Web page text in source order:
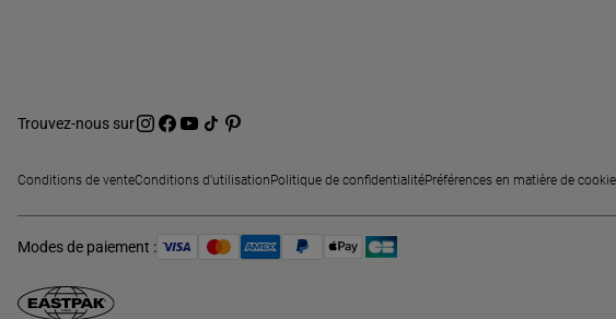
Trouvez-nous sur
Conditions de venteConditions d'utilisationPolitique de confidentialitéPréférences en matière de
Modes de paiement :